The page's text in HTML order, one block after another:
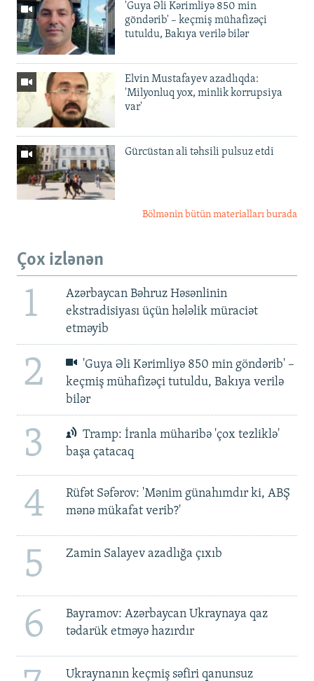
'Guya Əli Kərimliyə 850 min
göndərib' – keçmiş mühafizəçi
tutuldu, Bakıya verilə bilər
Elvin Mustafayev azadlıqda:
'Milyonluq yox, minlik korrupsiya
var'
Gürcüstan ali təhsili pulsuz etdi
Bölmənin bütün materialları burada
Çox izlənən
1
Azərbaycan Bəhruz Həsənlinin
ekstradisiyası üçün hələlik müraciət
etməyib
2
'Guya Əli Kərimliyə 850 min göndərib' –
keçmiş mühafizəçi tutuldu, Bakıya verilə
bilər
3
Tramp: İranla müharibə 'çox tezliklə'
başa çatacaq
4
Rüfət Səfərov: 'Mənim günahımdır ki, ABŞ
mənə mükafat verib?'
5 Zamin Salayev azadlığa çıxıb
6
Bayramov: Azərbaycan Ukraynaya qaz
tədarük etməyə hazırdır
Ukraynanın keçmiş səfiri qanunsuz